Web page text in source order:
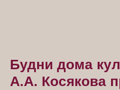
Будни дома
А.А. Косякова